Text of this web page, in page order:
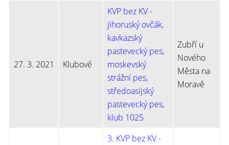
27. 3. 2021 Klubové
KVP bez KV -
jihoruský ovčák,
kavkazský
pastevecký pes,
moskevský
strážní pes,
středoasijský
pastevecký pes,
klub 1025
Zubří u
Nového
Města na
Moravě
3. KVP bez KV -